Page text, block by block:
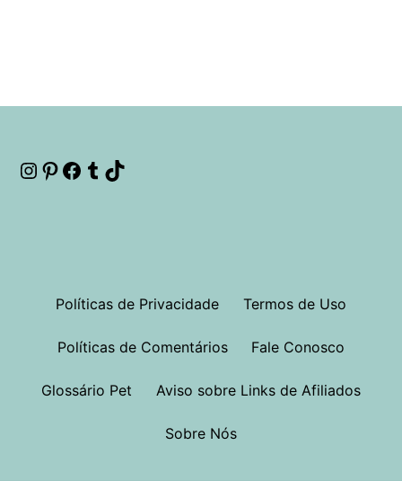
Instagram
Pinterest
Facebook
Tumblr
Políticas de Privacidade Termos de Uso
Políticas de Comentários Fale Conosco
Glossário Pet Aviso sobre Links de Afiliados
Sobre Nós